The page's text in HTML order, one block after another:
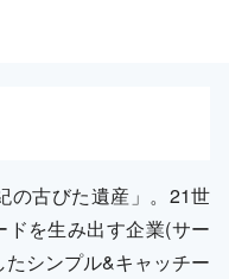
の古びた遺産」。21世
を生み出す企業(サー
シンプル&キャッチー